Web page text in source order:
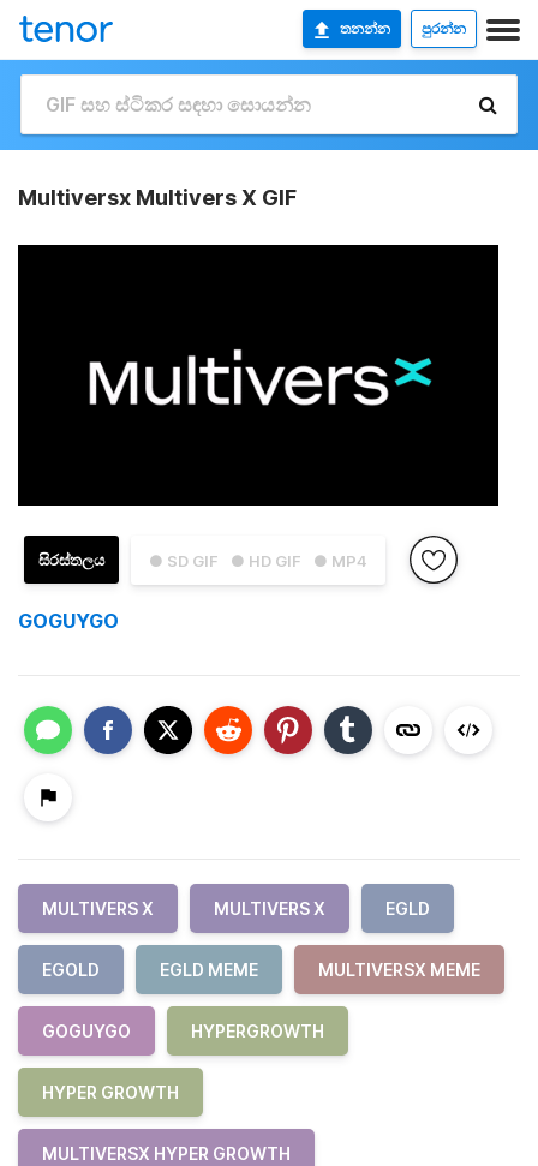
තනන්න පුරන්න
Multiversx Multivers X GIF
● SD GIF ● HD GIF ● MP4
සිරස්තලය
GOGUYGO
MULTIVERS X MULTIVERS X EGLD
EGOLD EGLD MEME MULTIVERSX MEME
GOGUYGO HYPERGROWTH
HYPER GROWTH
MULTIVERSX HYPER GROWTH